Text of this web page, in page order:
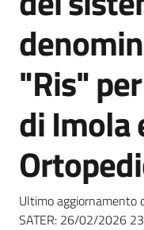
English
site
Seguici
su
"Ris"
di
Ultimo aggiornamento
SATER: 26/02/2026